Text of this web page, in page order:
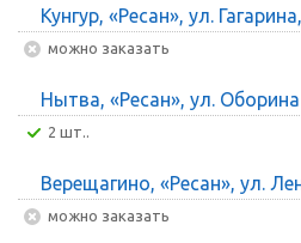
Кунгур, «Ресан», ул.
Можно заказать
Нытва, «Ресан», ул.
2 шт..
Верещагино, «Ресан», ул.
Можно заказать